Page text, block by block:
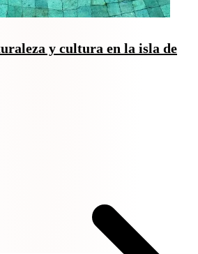
y cultura en la isla de